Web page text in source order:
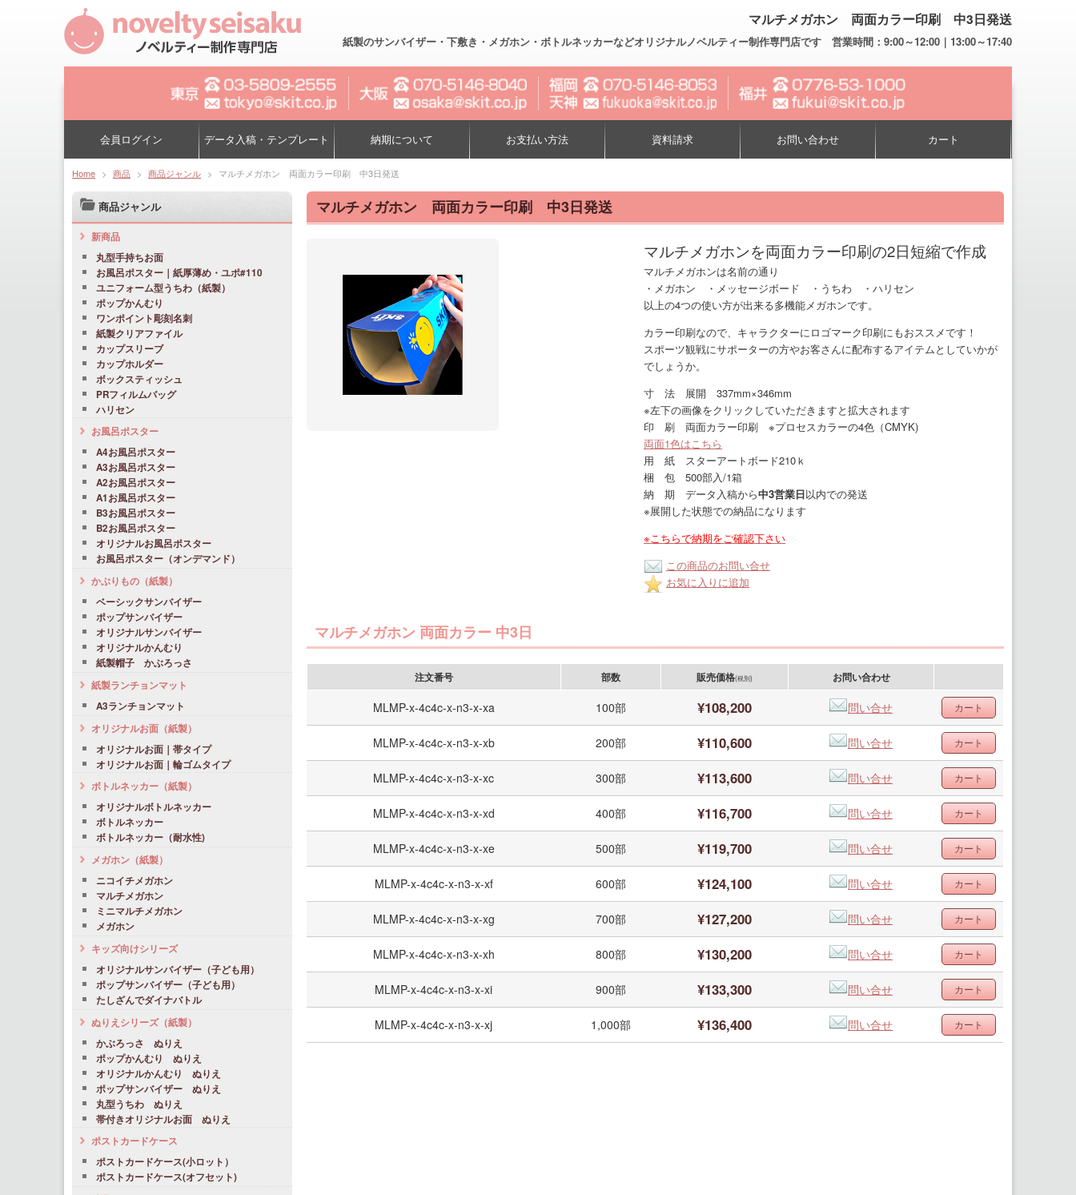
マルチメガホン 両面カラー印刷 中3日発送
紙製のサンバイザー・下敷き・メガホン・ボトルネッカーなどオリジナルノベルティー制作専門店です 営業時間：9:00～12:00｜13:00～17:40
会員ログイン データ入稿・テンプレート 納期について お支払い方法 資料請求 お問い合わせ カート
Home > 商品 > 商品ジャンル > マルチメガホン 両面カラー印刷 中3日発送
マルチメガホン 両面カラー印刷 中3日発送
マルチメガホンを両面カラー印刷の2日短縮で作成
マルチメガホンは名前の通り
・メガホン ・メッセージボード ・うちわ ・ハリセン
以上の4つの使い方が出来る多機能メガホンです。
カラー印刷なので、キャラクターにロゴマーク印刷にもおススメです！
スポーツ観戦にサポーターの方やお客さんに配布するアイテムとしていかが
でしょうか。
寸 法 展開 337mm×346mm
※左下の画像をクリックしていただきますと拡大されます
印 刷 両面カラー印刷 ※プロセスカラーの4色（CMYK)
両面1色はこちら
用 紙 スターアートボード210ｋ
梱 包 500部入/1箱
納 期 データ入稿から中3営業日以内での発送
※展開した状態での納品になります
※こちらで納期をご確認下さい
この商品のお問い合せ
お気に入りに追加
マルチメガホン 両面カラー 中3日
注文番号 部数 販売価格(税別) お問い合わせ
MLMP-x-4c4c-x-n3-x-xa 100部 ¥108,200 問い合せ
MLMP-x-4c4c-x-n3-x-xb 200部 ¥110,600 問い合せ
MLMP-x-4c4c-x-n3-x-xc 300部 ¥113,600 問い合せ
MLMP-x-4c4c-x-n3-x-xd 400部 ¥116,700 問い合せ
MLMP-x-4c4c-x-n3-x-xe 500部 ¥119,700 問い合せ
MLMP-x-4c4c-x-n3-x-xf 600部 ¥124,100 問い合せ
MLMP-x-4c4c-x-n3-x-xg 700部 ¥127,200 問い合せ
MLMP-x-4c4c-x-n3-x-xh 800部 ¥130,200 問い合せ
MLMP-x-4c4c-x-n3-x-xi 900部 ¥133,300 問い合せ
MLMP-x-4c4c-x-n3-x-xj 1,000部 ¥136,400 問い合せ
商品ジャンル
新商品
丸型手持ちお面
お風呂ポスター｜紙厚薄め・ユポ#110
ユニフォーム型うちわ（紙製）
ポップかんむり
ワンポイント彫刻名刺
紙製クリアファイル
カップスリーブ
カップホルダー
ボックスティッシュ
PRフィルムバッグ
ハリセン
お風呂ポスター
A4お風呂ポスター
A3お風呂ポスター
A2お風呂ポスター
A1お風呂ポスター
B3お風呂ポスター
B2お風呂ポスター
オリジナルお風呂ポスター
お風呂ポスター（オンデマンド）
かぶりもの（紙製）
ベーシックサンバイザー
ポップサンバイザー
オリジナルサンバイザー
オリジナルかんむり
紙製帽子 かぶろっさ
紙製ランチョンマット
A3ランチョンマット
オリジナルお面（紙製）
オリジナルお面｜帯タイプ
オリジナルお面｜輪ゴムタイプ
ボトルネッカー（紙製）
オリジナルボトルネッカー
ボトルネッカー
ボトルネッカー（耐水性)
メガホン（紙製）
ニコイチメガホン
マルチメガホン
ミニマルチメガホン
メガホン
キッズ向けシリーズ
オリジナルサンバイザー（子ども用）
ポップサンバイザー（子ども用）
たしざんでダイナバトル
ぬりえシリーズ（紙製）
かぶろっさ ぬりえ
ポップかんむり ぬりえ
オリジナルかんむり ぬりえ
ポップサンバイザー ぬりえ
丸型うちわ ぬりえ
帯付きオリジナルお面 ぬりえ
ポストカードケース
ポストカードケース(小ロット）
ポストカードケース(オフセット)